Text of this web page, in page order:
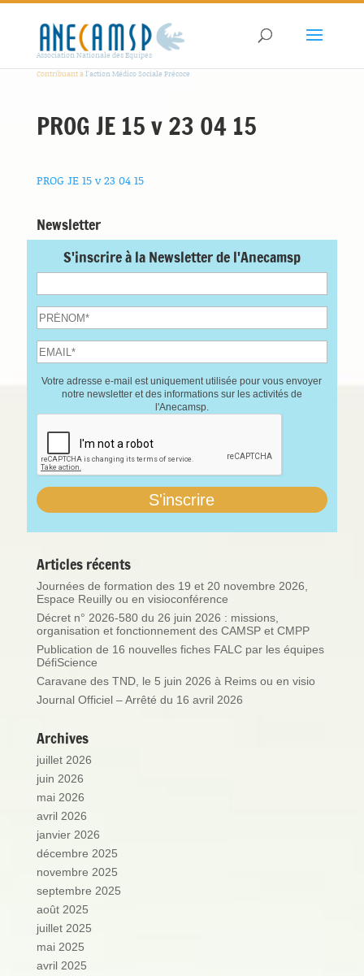
Association Nationale des Equipes
Contribuant àl'action Médico Sociale Précoce
PROG JE 15 v 23 04 15
PROG JE 15 v 23 04 15
Newsletter
S'inscrire à la Newsletter de l'Anecamsp
Votre adresse e-mail est uniquement utilisée pour vous envoyer
notre newsletter et des informations sur les activités de
l'Anecamsp.
Articles récents
Journées de formation des 19 et 20 novembre 2026,
Espace Reuilly ou en visioconférence
Décret n° 2026-580 du 26 juin 2026 : missions,
organisation et fonctionnement des CAMSP et CMPP
Publication de 16 nouvelles fiches FALC par les équipes
DéfiScience
Caravane des TND, le 5 juin 2026 à Reims ou en visio
Journal Officiel – Arrêté du 16 avril 2026
Archives
juillet 2026
juin 2026
mai 2026
avril 2026
janvier 2026
décembre 2025
novembre 2025
septembre 2025
août 2025
juillet 2025
mai 2025
avril 2025